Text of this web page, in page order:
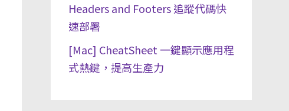
Headers and Footers 追蹤代碼快
速部署
[Mac] CheatSheet 一鍵顯示應用程
式熱鍵，提高生產力